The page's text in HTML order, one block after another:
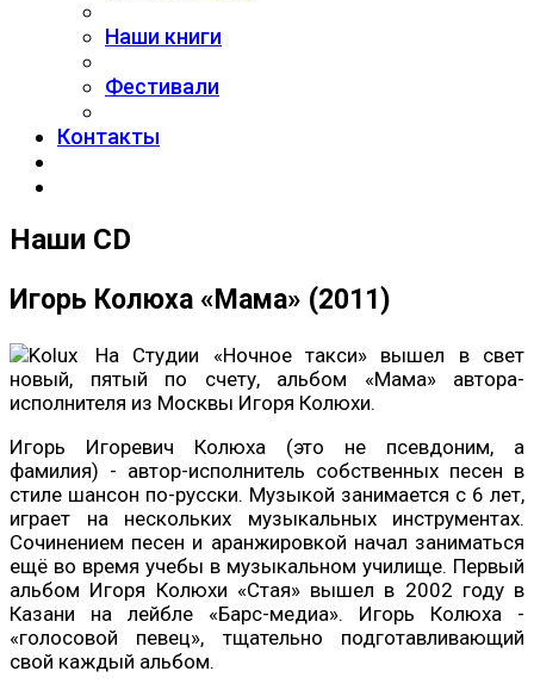
Наши книги
Фестивали
Контакты
Наши CD
Игорь Колюха «Мама» (2011)
На Студии «Ночное такси» вышел в свет
новый, пятый по счету, альбом «Мама» автора-
исполнителя из Москвы Игоря Колюхи.
Игорь Игоревич Колюха (это не псевдоним, а
фамилия) - автор-исполнитель собственных песен в
стиле шансон по-русски. Музыкой занимается с 6 лет,
играет на нескольких музыкальных инструментах.
Сочинением песен и аранжировкой начал заниматься
ещё во время учебы в музыкальном училище. Первый
альбом Игоря Колюхи «Стая» вышел в 2002 году в
Казани на лейбле «Барс-медиа». Игорь Колюха -
«голосовой певец», тщательно подготавливающий
свой каждый альбом.